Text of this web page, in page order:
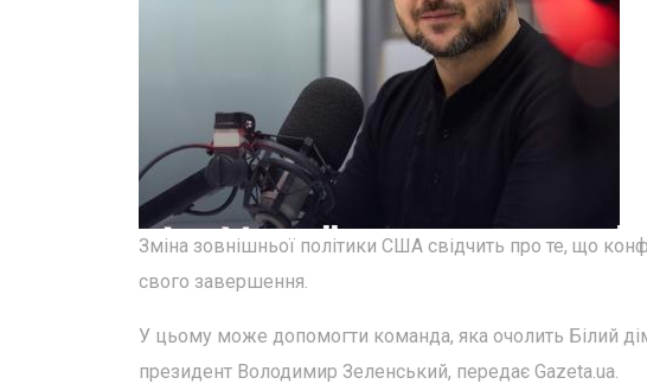
Зміна зовнішньої політики США свідчить про те, що
свого завершення.
У цьому може допомогти команда, яка очолить Білий
президент Володимир Зеленський, передає Gazeta.ua.